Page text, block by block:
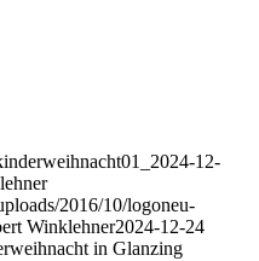
12-
2016/10/logoneu-
Winklehner2024-12-24
in Glanzing